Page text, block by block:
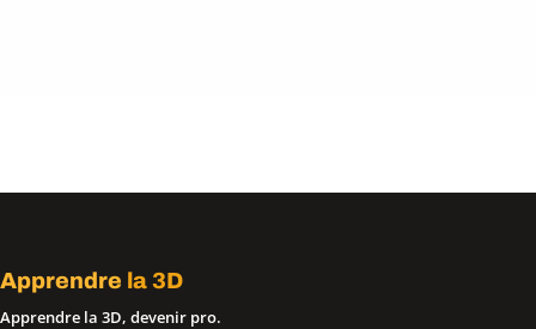
Apprendre la 3D
Apprendre la 3D, devenir pro.